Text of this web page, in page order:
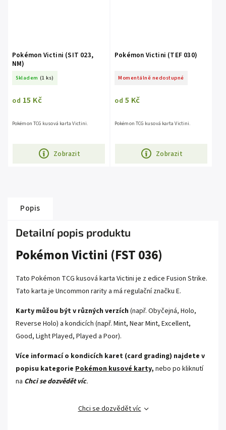
Pokémon Victini (SIT 023,
NM)
Skladem (1 ks)
od 15 Kč
Zobrazit
Pokémon TCG kusová karta Victini.
Pokémon Victini (TEF 030)
Momentálně nedostupné
od 5 Kč
Zobrazit
Pokémon TCG kusová karta Victini.
Popis
Detailní popis produktu
Pokémon Victini (FST 036)
Tato Pokémon TCG kusová karta Victini je z edice Fusion Strike.
Tato karta je Uncommon rarity a má regulační značku E.
Karty můžou být v různých verzích (např. Obyčejná, Holo,
Reverse Holo) a kondicích (např. Mint, Near Mint, Excellent,
Good, Light Played, Played a Poor).
Více informací o kondicích karet (card grading) najdete v
popisu kategorie Pokémon kusové karty, nebo po kliknutí
na Chci se dozvědět víc.
Chci se dozvědět víc